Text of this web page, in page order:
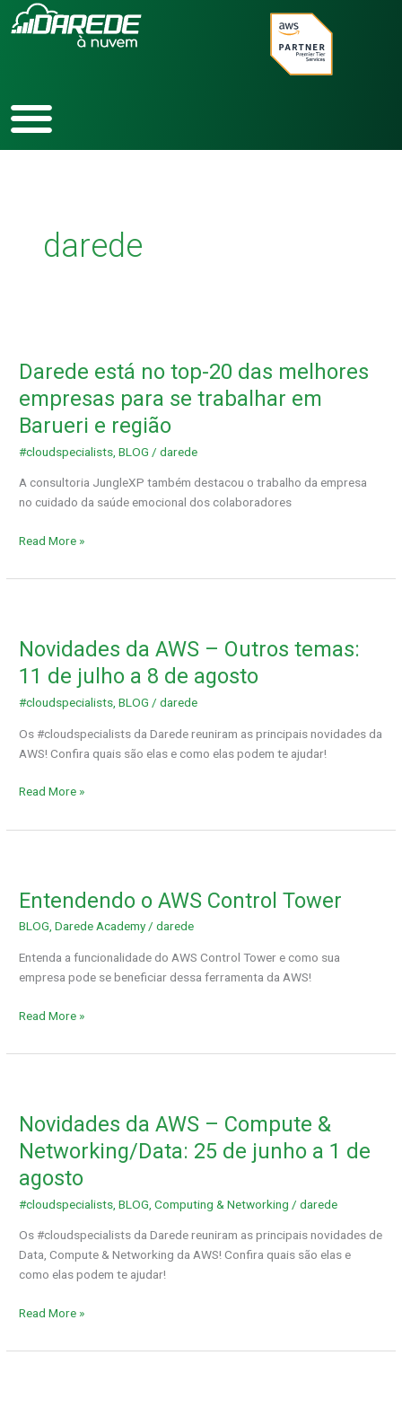
para
darede
Darede está no top-20 das melhores
empresas para se trabalhar em
Barueri e região
#cloudspecialists ,BLOG /darede
A consultoria JungleXP também destacou o trabalho da empresa
no cuidado da saúde emocional dos colaboradores
no
20
das
melhores
para
se
em
Read More »
Novidades da AWS – Outros temas:
11 de julho a 8 de agosto
#cloudspecialists ,BLOG /darede
Os #cloudspecialists da Darede reuniram as principais novidades da
AWS! Confira quais são elas e como elas podem te ajudar!
AWS
–
Outros
temas:
a
Read More »
Entendendo o AWS Control Tower
BLOG,Darede Academy/darede
Entenda a funcionalidade do AWS Control Tower e como sua
empresa pode se beneficiar dessa ferramenta da AWS!
AWS
Tower
Read More »
Novidades da AWS – Compute &
Networking/Data: 25 de junho a 1 de
agosto
#cloudspecialists ,BLOG ,Computing & Networking /darede
Os #cloudspecialists da Darede reuniram as principais novidades de
Data, Compute & Networking da AWS! Confira quais são elas e
como elas podem te ajudar!
AWS
–
Compute
&
Networking/Data:
de
junho
a
de
Read More »